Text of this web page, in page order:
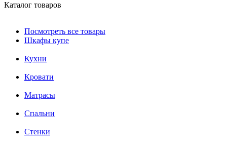
Каталог товаров
Посмотреть все товары
Шкафы купе
Кухни
Кровати
Матрасы
Cпальни
Стенки